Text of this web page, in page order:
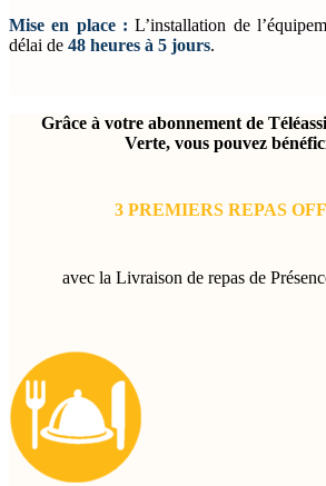
Mise en place : L’installation de
délai de 48 heures à 5 jours.
Grâce à votre abonnement de
Verte, vous pouvez
3 PREMIERS REPAS
avec la Livraison de repas de